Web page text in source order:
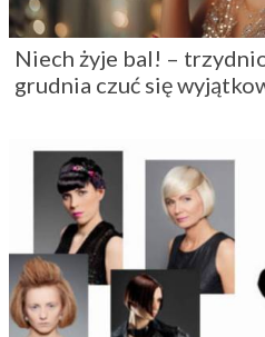
Niech żyje bal! –
grudnia czuć się